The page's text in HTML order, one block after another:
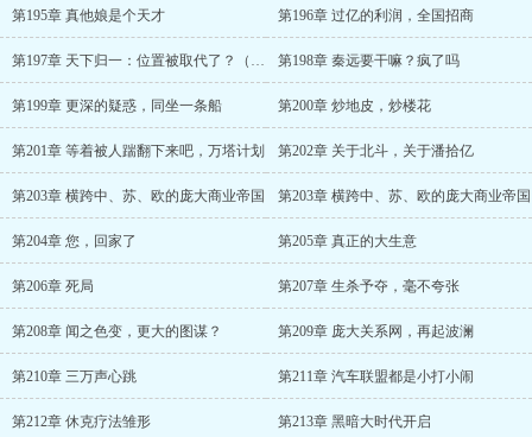
第195章 真他娘是个天才 第196章 过亿的利润，全国招商
第197章 天下归一：位置被取代了？（二合一） 第198章 秦远要干嘛？疯了吗
第199章 更深的疑惑，同坐一条船 第200章 炒地皮，炒楼花
第201章 等着被人踹翻下来吧，万塔计划 第202章 关于北斗，关于潘拾亿
第203章 横跨中、苏、欧的庞大商业帝国 第203章 横跨中、苏、欧的庞大商业帝国
第204章 您，回家了 第205章 真正的大生意
第206章 死局 第207章 生杀予夺，毫不夸张
第208章 闻之色变，更大的图谋？ 第209章 庞大关系网，再起波澜
第210章 三万声心跳 第211章 汽车联盟都是小打小闹
第212章 休克疗法雏形 第213章 黑暗大时代开启